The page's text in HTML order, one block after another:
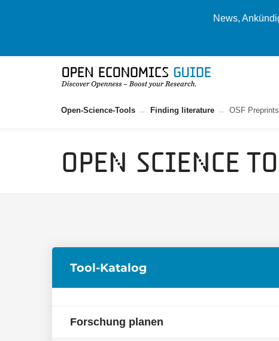
News,
Open-Science-Tools Finding literature OSF Preprints
Open Science
Tool-Katalog
Forschung planen